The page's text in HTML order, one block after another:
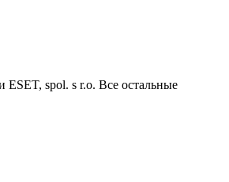
spol. s r.o. Все остальные